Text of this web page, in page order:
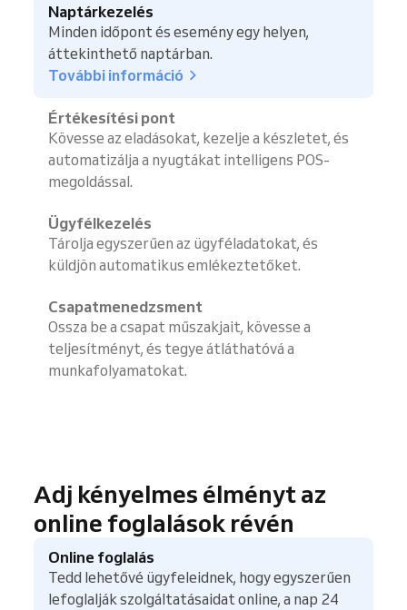
Naptárkezelés
Minden időpont és esemény egy helyen,
áttekinthető naptárban.
További információ
Értékesítési pont
Kövesse az eladásokat, kezelje a készletet, és
automatizálja a nyugtákat intelligens POS-
megoldással.
Ügyfélkezelés
Tárolja egyszerűen az ügyféladatokat, és
küldjön automatikus emlékeztetőket.
Csapatmenedzsment
Ossza be a csapat műszakjait, kövesse a
teljesítményt, és tegye átláthatóvá a
munkafolyamatokat.
Adj kényelmes élményt az
online foglalások révén
Online foglalás
Tedd lehetővé ügyfeleidnek, hogy egyszerűen
lefoglalják szolgáltatásaidat online, a nap 24